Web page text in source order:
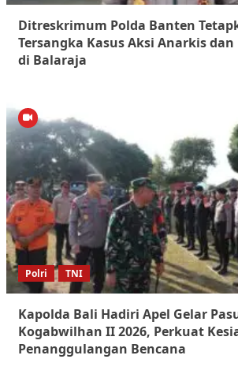
Ditreskrimum Polda Banten
Tersangka Kasus Aksi Anarkis
di Balaraja
Polri TNI
Kapolda Bali Hadiri Apel Gelar
Kogabwilhan II 2026, Perkuat
Penanggulangan Bencana